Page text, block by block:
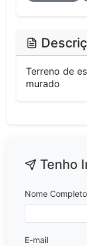
Terreno de
murado
Tenho
Nome
E-mail